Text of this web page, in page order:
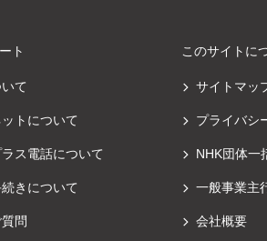
ト
て
トについて
ス電話について
きについて
問
このサイトに
サイトマッ
プライバシ
NHK団体一
一般事業主
会社概要